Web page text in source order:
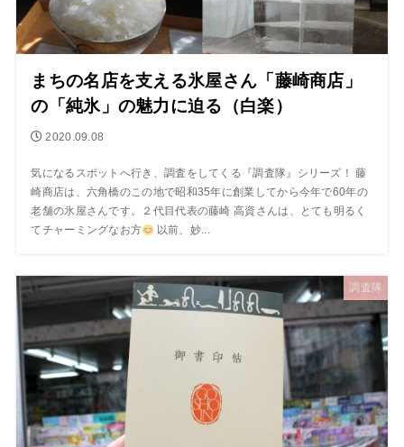
まちの名店を支える氷屋さん「藤崎商店」
の「純氷」の魅力に迫る（白楽）
2020.09.08
気になるスポットへ行き、調査をしてくる『調査隊』シリーズ！ 藤
崎商店は、六角橋のこの地で昭和35年に創業してから今年で60年の
老舗の氷屋さんです。２代目代表の藤崎 高資さんは、とても明るく
てチャーミングなお方
以前、妙...
調査隊